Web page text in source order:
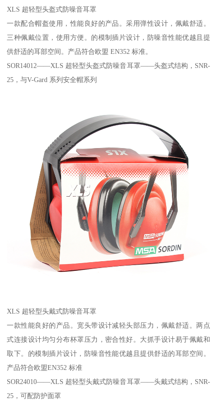
XLS 超轻型头盔式防噪音耳罩
一款配合帽盔使用，性能良好的产品。采用弹性设计，佩戴舒适。
三种佩戴位置，使用方便。的模制插片设计，防噪音性能优越且提
供舒适的耳部空间。产品符合欧盟 EN352 标准。
SOR14012——XLS 超轻型头盔式防噪音耳罩——头盔式结构，SNR-
25，与V-Gard 系列安全帽系列
XLS 超轻型头戴式防噪音耳罩
一款性能良好的产品。宽头带设计减轻头部压力，佩戴舒适。两点
式连接设计均匀分布杯罩压力，密合性好。大抓手设计易于佩戴和
取下。的模制插片设计，防噪音性能优越且提供舒适的耳部空间。
产品符合欧盟EN352 标准
SOR24010——XLS 超轻型头戴式防噪音耳罩——头戴式结构，SNR-
25，可配防护面罩